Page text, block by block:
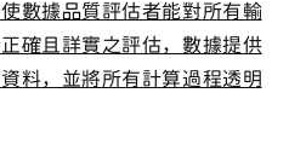
數據品質評估者能對所有輸
確且詳實之評估，數據提供
料，並將所有計算過程透明